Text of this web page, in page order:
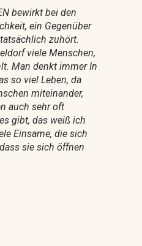
bewirkt bei den
ein Gegenüber
zuhört.
viele Menschen,
Man denkt immer In
so viel Leben, da
miteinander,
auch sehr oft
gibt, das weiß ich
Einsame, die sich
sie sich öffnen